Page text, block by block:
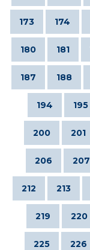
173 174
180 181
187 188
194 195
200 201
206 207
212 213
219 220
225 226